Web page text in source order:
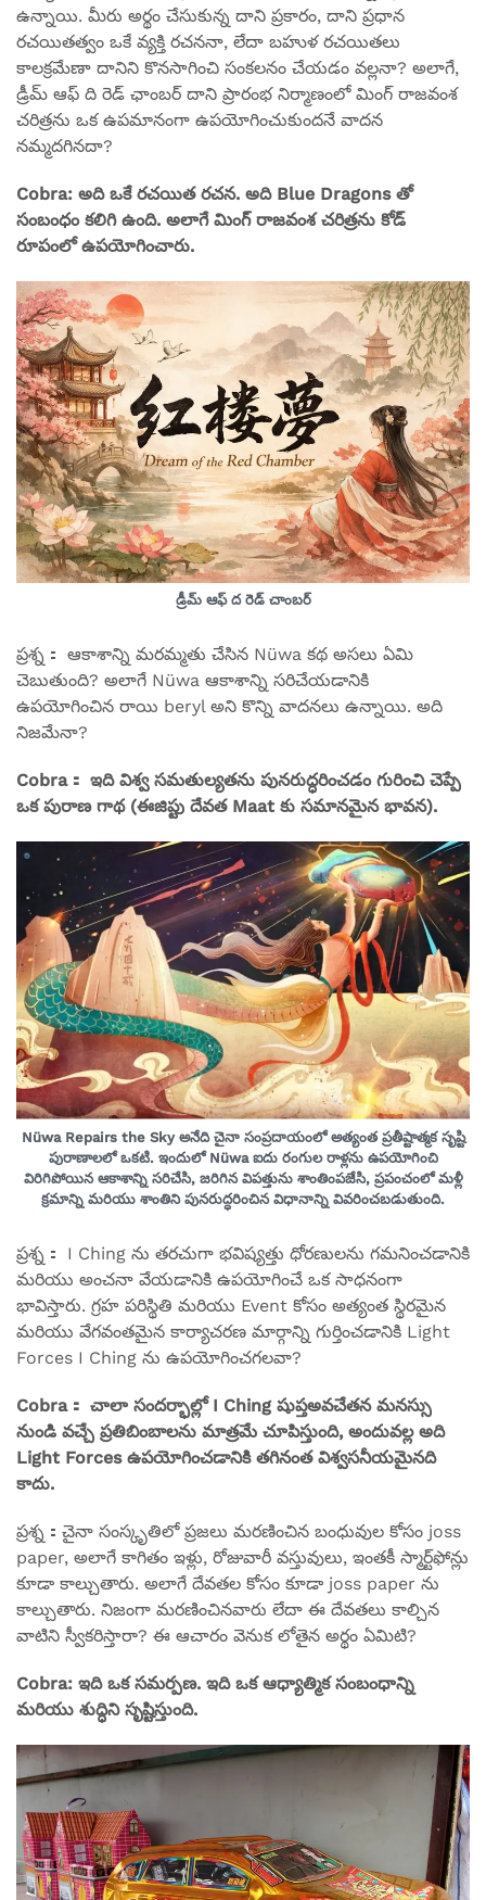
ఉన్నాయి. మీరు అర్థం చేసుకున్న దాని ప్రకారం, దాని ప్రధాన
రచయితత్వం ఒకే వ్యక్తి రచననా, లేదా బహుళ రచయితలు
కాలక్రమేణా దానిని కొనసాగించి సంకలనం చేయడం వల్లనా? అలాగే,
డ్రీమ్ ఆఫ్ ది రెడ్ ఛాంబర్ దాని ప్రారంభ నిర్మాణంలో మింగ్ రాజవంశ
చరిత్రను ఒక ఉపమానంగా ఉపయోగించుకుందనే వాదన
నమ్మదగినదా?
Cobra: అది ఒకే రచయిత రచన. అది Blue Dragons తో
సంబంధం కలిగి ఉంది. అలాగే మింగ్ రాజవంశ చరిత్రను కోడ్
రూపంలో ఉపయోగించారు.
డ్రీమ్ ఆఫ్ ద రెడ్ చాంబర్
ప్రశ్న： ఆకాశాన్ని మరమ్మతు చేసిన Nüwa కథ అసలు ఏమి
చెబుతుంది? అలాగే Nüwa ఆకాశాన్ని సరిచేయడానికి
ఉపయోగించిన రాయి beryl అని కొన్ని వాదనలు ఉన్నాయి. అది
నిజమేనా?
Cobra： ఇది విశ్వ సమతుల్యతను పునరుద్ధరించడం గురించి చెప్పే
ఒక పురాణ గాథ (ఈజిప్టు దేవత Maat కు సమానమైన భావన).
Nüwa Repairs the Sky అనేది చైనా సంప్రదాయంలో అత్యంత ప్రతీష్టాత్మక సృష్టి
పురాణాలలో ఒకటి. ఇందులో Nüwa ఐదు రంగుల రాళ్లను ఉపయోగించి
విరిగిపోయిన ఆకాశాన్ని సరిచేసి, జరిగిన విపత్తును శాంతింపజేసి, ప్రపంచంలో మళ్లీ
క్రమాన్ని మరియు శాంతిని పునరుద్ధరించిన విధానాన్ని వివరించబడుతుంది.
ప్రశ్న： I Ching ను తరచుగా భవిష్యత్తు ధోరణులను గమనించడానికి
మరియు అంచనా వేయడానికి ఉపయోగించే ఒక సాధనంగా
భావిస్తారు. గ్రహ పరిస్థితి మరియు Event కోసం అత్యంత స్థిరమైన
మరియు వేగవంతమైన కార్యాచరణ మార్గాన్ని గుర్తించడానికి Light
Forces I Ching ను ఉపయోగించగలవా?
Cobra： చాలా సందర్భాల్లో I Ching షుప్తఅవచేతన మనస్సు
నుండి వచ్చే ప్రతిబింబాలను మాత్రమే చూపిస్తుంది, అందువల్ల అది
Light Forces ఉపయోగించడానికి తగినంత విశ్వసనీయమైనది
కాదు.
ప్రశ్న：చైనా సంస్కృతిలో ప్రజలు మరణించిన బంధువుల కోసం joss
paper, అలాగే కాగితం ఇళ్లు, రోజువారీ వస్తువులు, ఇంతకీ స్మార్ట్‌ఫోన్లు
కూడా కాల్చుతారు. అలాగే దేవతల కోసం కూడా joss paper ను
కాల్చుతారు. నిజంగా మరణించినవారు లేదా ఈ దేవతలు కాల్చిన
వాటిని స్వీకరిస్తారా? ఈ ఆచారం వెనుక లోతైన అర్థం ఏమిటి?
Cobra: ఇది ఒక సమర్పణ. ఇది ఒక ఆధ్యాత్మిక సంబంధాన్ని
మరియు శుద్ధిని సృష్టిస్తుంది.